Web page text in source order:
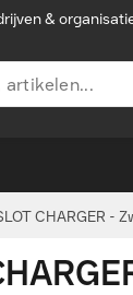
&
CHARGER -